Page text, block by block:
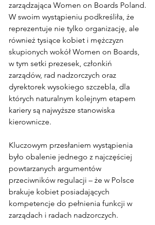
zarządzająca Women on Boards Poland.
W swoim wystąpieniu podkreśliła, że
reprezentuje nie tylko organizację, ale
również tysiące kobiet i mężczyzn
skupionych wokół Women on Boards,
w tym setki prezesek, członkiń
zarządów, rad nadzorczych oraz
dyrektorek wysokiego szczebla, dla
których naturalnym kolejnym etapem
kariery są najwyższe stanowiska
kierownicze.
Kluczowym przesłaniem wystąpienia
było obalenie jednego z najczęściej
powtarzanych argumentów
przeciwników regulacji – że w Polsce
brakuje kobiet posiadających
kompetencje do pełnienia funkcji w
zarządach i radach nadzorczych.